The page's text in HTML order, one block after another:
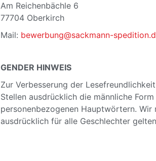
Am Reichenbächle 6
77704 Oberkirch
Mail: bewerbung@sackmann-
GENDER HINWEIS
Zur Verbesserung der
Stellen ausdrücklich die männliche
personenbezogenen Hauptwörtern.
ausdrücklich für alle Geschlechter